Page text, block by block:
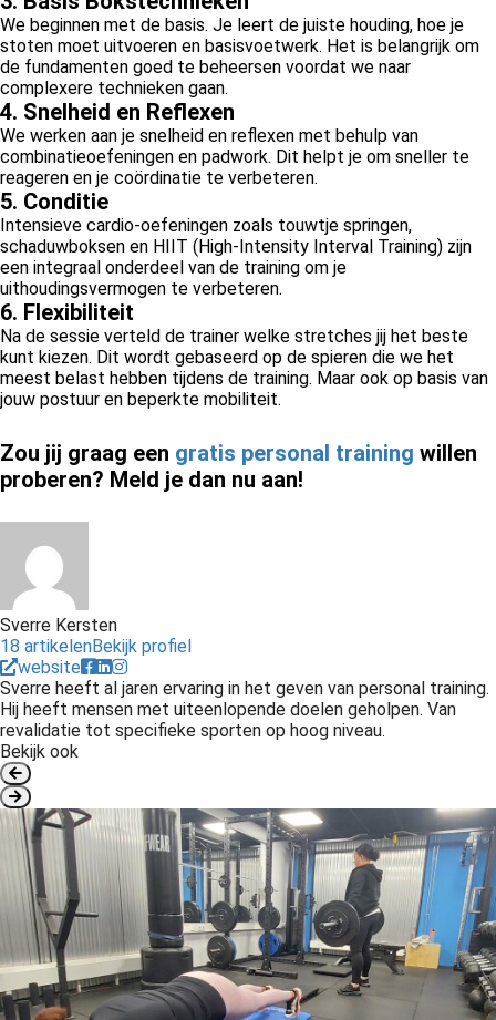
We beginnen met de basis. Je leert de juiste houding, hoe je
stoten moet uitvoeren en basisvoetwerk. Het is belangrijk om
de fundamenten goed te beheersen voordat we naar
complexere technieken gaan.
4. Snelheid en Reflexen
We werken aan je snelheid en reflexen met behulp van
combinatieoefeningen en padwork. Dit helpt je om sneller te
reageren en je coördinatie te verbeteren.
5. Conditie
Intensieve cardio-oefeningen zoals touwtje springen,
schaduwboksen en HIIT (High-Intensity Interval Training) zijn
een integraal onderdeel van de training om je
uithoudingsvermogen te verbeteren.
6. Flexibiliteit
Na de sessie verteld de trainer welke stretches jij het beste
kunt kiezen. Dit wordt gebaseerd op de spieren die we het
meest belast hebben tijdens de training. Maar ook op basis van
jouw postuur en beperkte mobiliteit.
Zou jij graag een gratis personal training willen
proberen? Meld je dan nu aan!
Sverre Kersten
18 artikelenBekijk profiel
website
Sverre heeft al jaren ervaring in het geven van personal training.
Hij heeft mensen met uiteenlopende doelen geholpen. Van
revalidatie tot specifieke sporten op hoog niveau.
Bekijk ook